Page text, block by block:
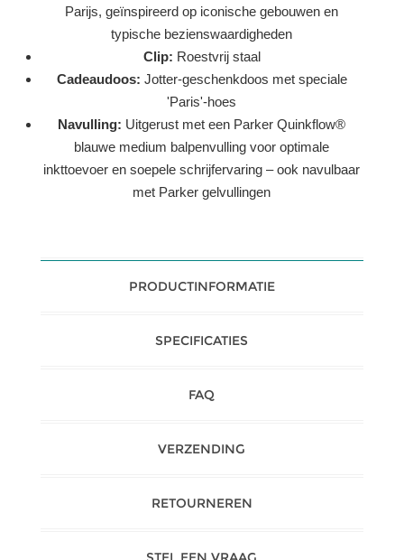
Parijs, geïnspireerd op iconische gebouwen en
typische bezienswaardigheden
Clip: Roestvrij staal
Cadeaudoos: Jotter-geschenkdoos met speciale
'Paris'-hoes
Navulling: Uitgerust met een Parker Quinkflow®
blauwe medium balpenvulling voor optimale
inkttoevoer en soepele schrijfervaring – ook navulbaar
met Parker gelvullingen
PRODUCTINFORMATIE
SPECIFICATIES
FAQ
VERZENDING
RETOURNEREN